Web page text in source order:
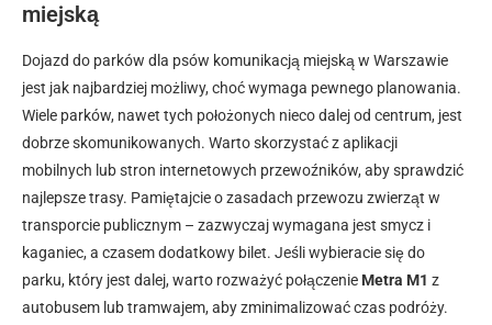
miejską
Dojazd do parków dla psów komunikacją miejską w Warszawie
jest jak najbardziej możliwy, choć wymaga pewnego planowania.
Wiele parków, nawet tych położonych nieco dalej od centrum, jest
dobrze skomunikowanych. Warto skorzystać z aplikacji
mobilnych lub stron internetowych przewoźników, aby sprawdzić
najlepsze trasy. Pamiętajcie o zasadach przewozu zwierząt w
transporcie publicznym – zazwyczaj wymagana jest smycz i
kaganiec, a czasem dodatkowy bilet. Jeśli wybieracie się do
parku, który jest dalej, warto rozważyć połączenie Metra M1 z
autobusem lub tramwajem, aby zminimalizować czas podróży.